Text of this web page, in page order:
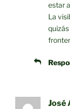
estar
La
José